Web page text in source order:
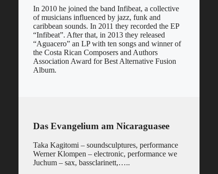
In 2010 he joined the band Infibeat, a collective
of musicians influenced by jazz, funk and
caribbean sounds. In 2011 they recorded the EP
“Infibeat”. After that, in 2013 they released
“Aguacero” an LP with ten songs and winner of
the Costa Rican Composers and Authors
Association Award for Best Alternative Fusion
Album.
Das Evangelium am Nicaraguasee
Taka Kagitomi – soundsculptures, performance
Werner Klompen – electronic, performance we
Juchum – sax, bassclarinett,…..